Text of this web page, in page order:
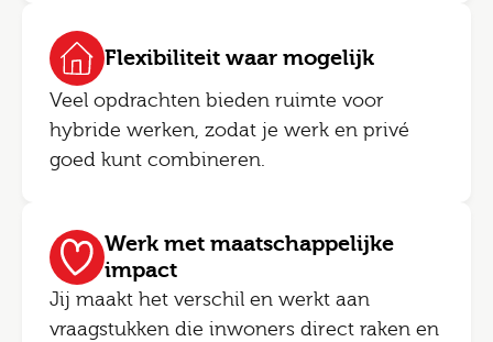
Flexibiliteit waar mogelijk
Veel opdrachten bieden ruimte voor
hybride werken, zodat je werk en privé
goed kunt combineren.
Werk met maatschappelijke
impact
Jij maakt het verschil en werkt aan
vraagstukken die inwoners direct raken en